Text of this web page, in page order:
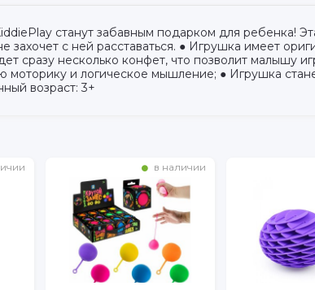
станут забавным подарком для ребенка!
захочет с ней расставаться. ● Игрушка имеет
сразу несколько конфет, что позволит малышу
моторику и логическое мышление; ● Игрушка
возраст: 3+
в наличии